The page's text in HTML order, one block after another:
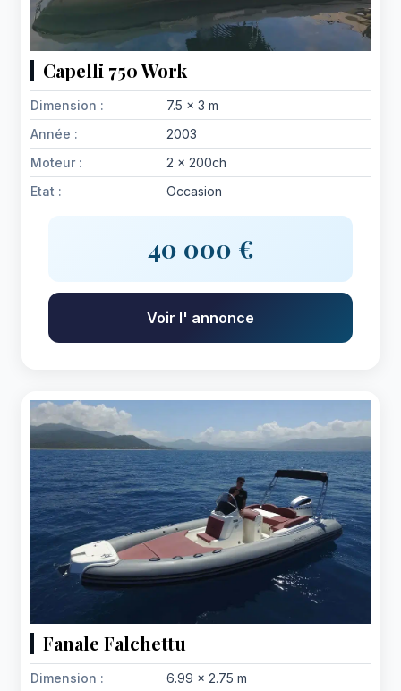
Capelli 750 Work
Dimension :
7.5 x 3 m
Année :
2003
Moteur :
2 x 200ch
Etat :
Occasion
40 000 €
Voir l' annonce
Fanale Falchettu
Dimension :
6.99 x 2.75 m